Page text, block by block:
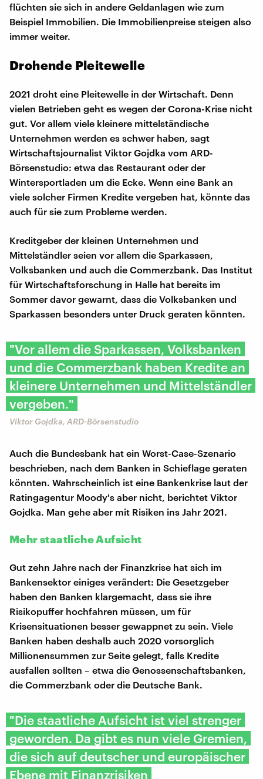
flüchten sie sich in andere Geldanlagen wie zum
Beispiel Immobilien. Die Immobilienpreise steigen also
immer weiter.
Drohende Pleitewelle
2021 droht eine Pleitewelle in der Wirtschaft. Denn
vielen Betrieben geht es wegen der Corona-Krise nicht
gut. Vor allem viele kleinere mittelständische
Unternehmen werden es schwer haben, sagt
Wirtschaftsjournalist Viktor Gojdka vom ARD-
Börsenstudio: etwa das Restaurant oder der
Wintersportladen um die Ecke. Wenn eine Bank an
viele solcher Firmen Kredite vergeben hat, könnte das
auch für sie zum Probleme werden.
Kreditgeber der kleinen Unternehmen und
Mittelständler seien vor allem die Sparkassen,
Volksbanken und auch die Commerzbank. Das Institut
für Wirtschaftsforschung in Halle hat bereits im
Sommer davor gewarnt, dass die Volksbanken und
Sparkassen besonders unter Druck geraten könnten.
"Vor allem die Sparkassen, Volksbanken
und die Commerzbank haben Kredite an
kleinere Unternehmen und Mittelständler
vergeben."
Viktor Gojdka, ARD-Börsenstudio
Auch die Bundesbank hat ein Worst-Case-Szenario
beschrieben, nach dem Banken in Schieflage geraten
könnten. Wahrscheinlich ist eine Bankenkrise laut der
Ratingagentur Moody's aber nicht, berichtet Viktor
Gojdka. Man gehe aber mit Risiken ins Jahr 2021.
Mehr staatliche Aufsicht
Gut zehn Jahre nach der Finanzkrise hat sich im
Bankensektor einiges verändert: Die Gesetzgeber
haben den Banken klargemacht, dass sie ihre
Risikopuffer hochfahren müssen, um für
Krisensituationen besser gewappnet zu sein. Viele
Banken haben deshalb auch 2020 vorsorglich
Millionensummen zur Seite gelegt, falls Kredite
ausfallen sollten – etwa die Genossenschaftsbanken,
die Commerzbank oder die Deutsche Bank.
"Die staatliche Aufsicht ist viel strenger
geworden. Da gibt es nun viele Gremien,
die sich auf deutscher und europäischer
Ebene mit Finanzrisiken